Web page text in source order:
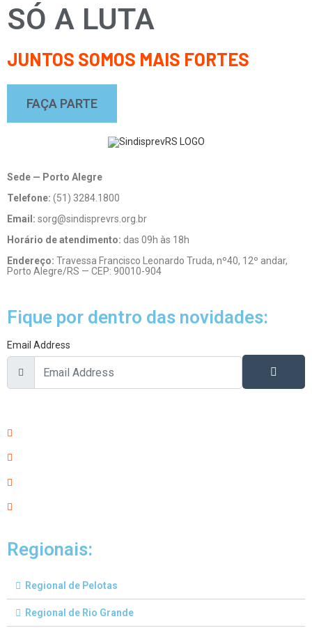
SÓ A LUTA
JUNTOS SOMOS MAIS FORTES
FAÇA PARTE
Sede — Porto Alegre
Telefone: (51) 3284.1800
Email: sorg@sindisprevrs.org.br
Horário de atendimento: das 09h às 18h
Endereço: Travessa Francisco Leonardo Truda, nº40, 12º andar,
Porto Alegre/RS — CEP: 90010-904
Fique por dentro das novidades:
Email Address
Regionais:
Regional de Pelotas
Regional de Rio Grande